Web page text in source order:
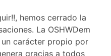
hemos cerrado la
La OSHWDem
carácter propio por
gracias a todos